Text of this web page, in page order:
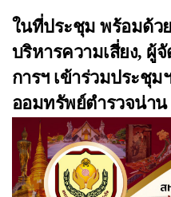
ในที่ประชุม พร้อมด้ว
บริหารความเสี่ยง, ผู้
การฯ เข้าร่วมประชุ
ออมทรัพย์ตำรวจน่าน